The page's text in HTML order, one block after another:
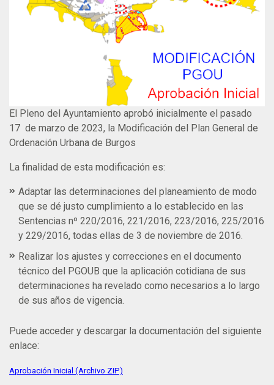
El Pleno del Ayuntamiento aprobó inicialmente el pasado
17 de marzo de 2023, la Modificación del Plan General de
Ordenación Urbana de Burgos
La finalidad de esta modificación es:
Adaptar las determinaciones del planeamiento de modo
que se dé justo cumplimiento a lo establecido en las
Sentencias nº 220/2016, 221/2016, 223/2016, 225/2016
y 229/2016, todas ellas de 3 de noviembre de 2016.
Realizar los ajustes y correcciones en el documento
técnico del PGOUB que la aplicación cotidiana de sus
determinaciones ha revelado como necesarios a lo largo
de sus años de vigencia.
Puede acceder y descargar la documentación del siguiente
enlace:
Aprobación Inicial (Archivo ZIP)